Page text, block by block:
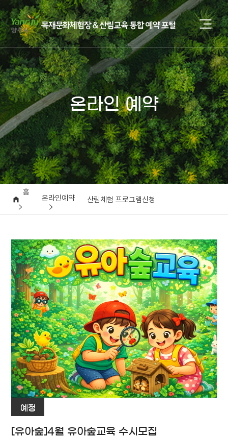
온라인 예약
홈
온라인예약 산림체험 프로그램신청
예정
[유아숲]4월 유아숲교육 수시모집